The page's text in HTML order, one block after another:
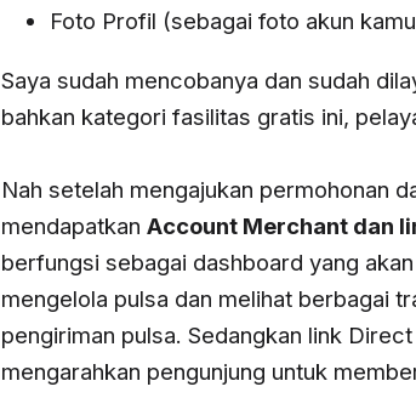
Foto Profil (sebagai foto akun
Saya sudah mencobanya dan sudah
bahkan kategori fasilitas gratis ini,
Nah setelah mengajukan permohonan
mendapatkan Account Merchant dan
berfungsi sebagai dashboard yang
mengelola pulsa dan melihat berbagai
pengiriman pulsa. Sedangkan link
mengarahkan pengunjung untuk